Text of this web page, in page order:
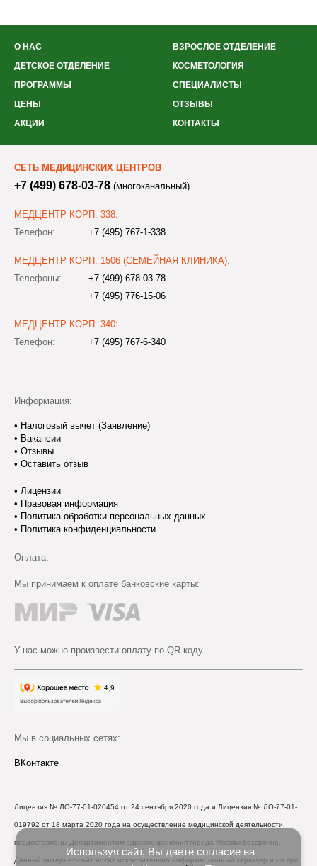
О НАС
ВЗРОСЛОЕ ОТДЕЛЕНИЕ
ДЕТСКОЕ ОТДЕЛЕНИЕ
КОСМЕТОЛОГИЯ
ПРОГРАММЫ
СПЕЦИАЛИСТЫ
ЦЕНЫ
ОТЗЫВЫ
АКЦИИ
КОНТАКТЫ
СЕТЬ МЕДИЦИНСКИХ ЦЕНТРОВ
+7 (499) 678-03-78 (многоканальный)
МЕДЦЕНТР КОРП. 338:
Телефон:
+7 (495) 767-1-338
МЕДЦЕНТР КОРП. 1506 (СЕМЕЙНАЯ КЛИНИКА):
Телефоны:
+7 (499) 678-03-78
+7 (495) 776-15-06
МЕДЦЕНТР КОРП. 340:
Телефон:
+7 (495) 767-6-340
Информация:
• Налоговый вычет (Заявление)
• Вакансии
• Отзывы
• Оставить отзыв
• Лицензии
• Правовая информация
• Политика обработки персональных данных
• Политика конфиденциальности
Оплата:
Мы принимаем к оплате банковские карты:
У нас можно произвести оплату по QR-коду.
Мы в социальных сетях:
ВКонтакте
Лицензия № ЛО-77-01-020454 от 24 сентября 2020 года и Лицензия № ЛО-77-01-
019792 от 18 марта 2020 года на осуществление медицинской деятельности,
предоставлены Департаментом здравоохранения города Москвы бессрочно.
Данный интернет-сайт носит исключительно информационный характер и ни при
Используя сайт, Вы даете согласие на